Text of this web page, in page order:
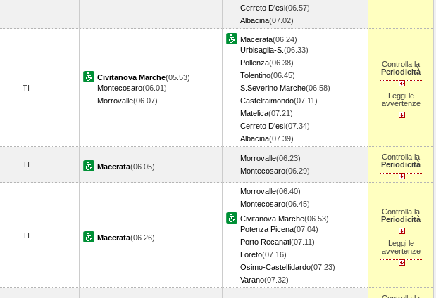
Cerreto D'esi(06.57)
Albacina(07.02)
TI
Civitanova Marche(05.53)
Montecosaro(06.01)
Morrovalle(06.07)
Macerata(06.24)
Urbisaglia-S. (06.33)
Pollenza(06.38)
Tolentino(06.45)
S.Severino Marche(06.58)
Castelraimondo(07.11)
Matelica(07.21)
Cerreto D'esi(07.34)
Albacina(07.39)
Controlla la
Periodicità
Leggi le
avvertenze
TI Macerata(06.05)
Morrovalle(06.23)
Montecosaro(06.29)
Controlla la
Periodicità
TI Macerata(06.26)
Morrovalle(06.40)
Montecosaro(06.45)
Civitanova Marche(06.53)
Potenza Picena(07.04)
Porto Recanati(07.11)
Loreto(07.16)
Osimo-Castelfidardo(07.23)
Varano(07.32)
Controlla la
Periodicità
Leggi le
avvertenze